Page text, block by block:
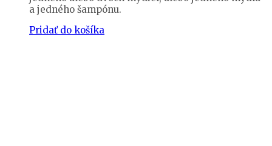
a jedného šampónu.
Pridať do košíka